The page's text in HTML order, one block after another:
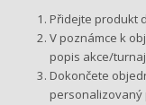
Přidejte produkt
V poznámce k
popis akce/
Dokončete
personalizovaný